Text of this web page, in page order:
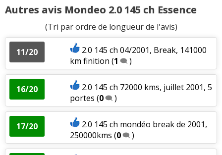
Autres avis Mondeo 2.0 145 ch Essence
(Tri par ordre de longueur de l'avis)
11/20
2.0 145 ch 04/2001, Break, 141000
km finition (1 )
16/20
2.0 145 ch 72000 kms, juillet 2001, 5
portes (0 )
17/20
2.0 145 ch mondéo break de 2001,
250000kms (0 )